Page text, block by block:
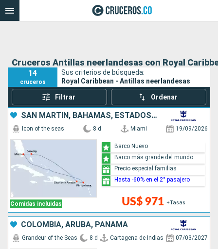
Cruceros Antillas neerlandesas con Royal
14
cruceros
Sus criterios de búsqueda:
Royal Caribbean - Antillas neerlandesas
Filtrar Ordenar
SAN MARTÍN, BAHAMAS, ESTADOS UNIDOS
Comidas incluidas
Icon of the seas 8 d Miami 19/09/2026
US$ 971 +Tasas
Barco Nuevo
Barco más grande del mundo
Precio especial familias
Hasta -60% en el 2° pasajero
COLOMBIA, ARUBA, PANAMÁ
Grandeur of the Seas 8 d Cartagena de Indias 07/03/2027